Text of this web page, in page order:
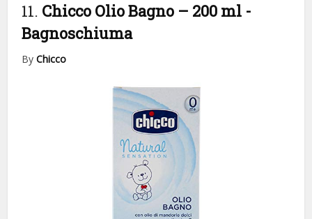
11. Chicco Olio Bagno – 200 ml -
Bagnoschiuma
ByChicco